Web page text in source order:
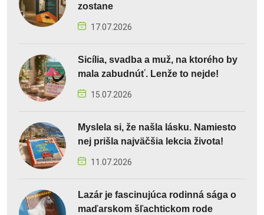
zostane
17.07.2026
Sicília, svadba a muž, na ktorého by
mala zabudnúť. Lenže to nejde!
15.07.2026
Myslela si, že našla lásku. Namiesto
nej prišla najväčšia lekcia života!
11.07.2026
Lazár je fascinujúca rodinná sága o
maďarskom šľachtickom rode